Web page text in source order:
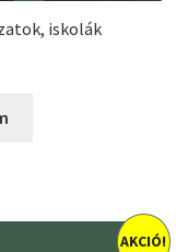
iskolák
AKCIÓ!